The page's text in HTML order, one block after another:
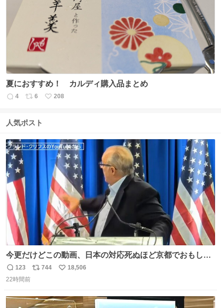
数
夏におすすめ！ カルディ購入品まとめ
返
数
4
リ
ス
数
6
い
208
人気ポスト
今更だけどこの動画、日本の対応死ぬほど京都でおもしろ
い。 なんなら敬語で丁寧に煽りまくってるの好き。笑
返
信
123
リ
ト
744
い
数
18,506
22時間前